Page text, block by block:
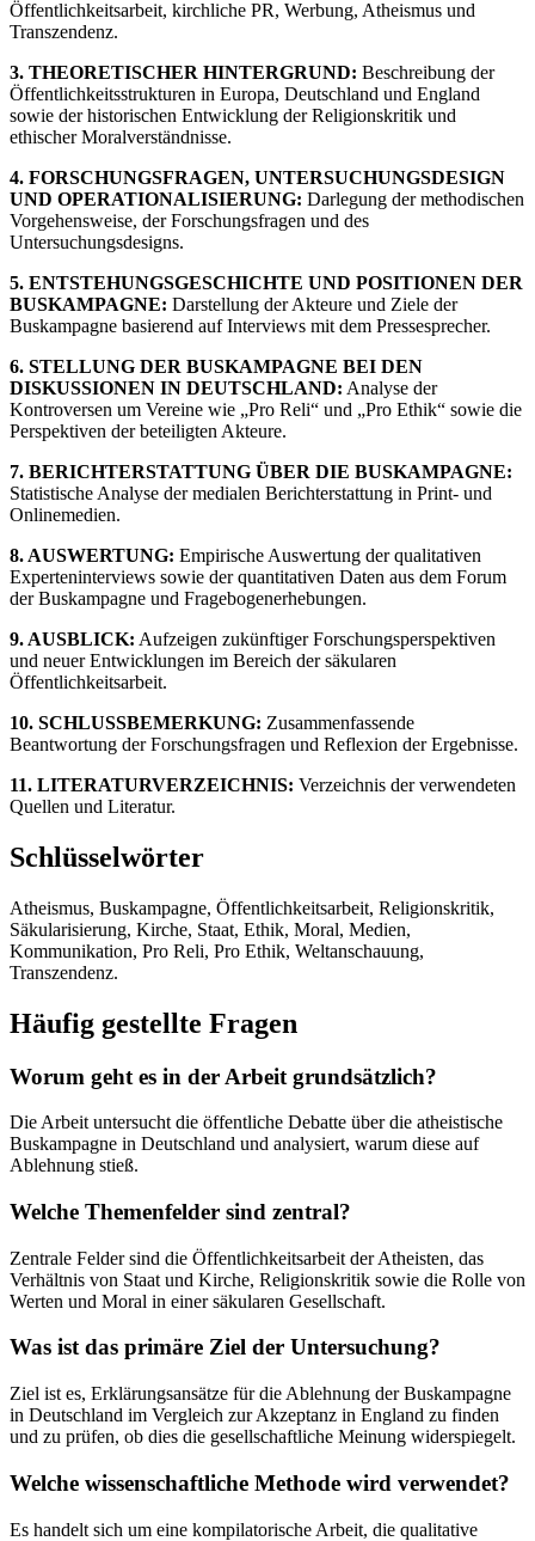
Öffentlichkeitsarbeit, kirchliche PR, Werbung, Atheismus und
Transzendenz.
3. THEORETISCHER HINTERGRUND: Beschreibung der
Öffentlichkeitsstrukturen in Europa, Deutschland und England
sowie der historischen Entwicklung der Religionskritik und
ethischer Moralverständnisse.
4. FORSCHUNGSFRAGEN, UNTERSUCHUNGSDESIGN
UND OPERATIONALISIERUNG: Darlegung der methodischen
Vorgehensweise, der Forschungsfragen und des
Untersuchungsdesigns.
5. ENTSTEHUNGSGESCHICHTE UND POSITIONEN DER
BUSKAMPAGNE: Darstellung der Akteure und Ziele der
Buskampagne basierend auf Interviews mit dem Pressesprecher.
6. STELLUNG DER BUSKAMPAGNE BEI DEN
DISKUSSIONEN IN DEUTSCHLAND: Analyse der
Kontroversen um Vereine wie „Pro Reli“ und „Pro Ethik“ sowie die
Perspektiven der beteiligten Akteure.
7. BERICHTERSTATTUNG ÜBER DIE BUSKAMPAGNE:
Statistische Analyse der medialen Berichterstattung in Print- und
Onlinemedien.
8. AUSWERTUNG: Empirische Auswertung der qualitativen
Experteninterviews sowie der quantitativen Daten aus dem Forum
der Buskampagne und Fragebogenerhebungen.
9. AUSBLICK: Aufzeigen zukünftiger Forschungsperspektiven
und neuer Entwicklungen im Bereich der säkularen
Öffentlichkeitsarbeit.
10. SCHLUSSBEMERKUNG: Zusammenfassende
Beantwortung der Forschungsfragen und Reflexion der Ergebnisse.
11. LITERATURVERZEICHNIS: Verzeichnis der verwendeten
Quellen und Literatur.
Schlüsselwörter
Atheismus, Buskampagne, Öffentlichkeitsarbeit, Religionskritik,
Säkularisierung, Kirche, Staat, Ethik, Moral, Medien,
Kommunikation, Pro Reli, Pro Ethik, Weltanschauung,
Transzendenz.
Häufig gestellte Fragen
Worum geht es in der Arbeit grundsätzlich?
Die Arbeit untersucht die öffentliche Debatte über die atheistische
Buskampagne in Deutschland und analysiert, warum diese auf
Ablehnung stieß.
Welche Themenfelder sind zentral?
Zentrale Felder sind die Öffentlichkeitsarbeit der Atheisten, das
Verhältnis von Staat und Kirche, Religionskritik sowie die Rolle von
Werten und Moral in einer säkularen Gesellschaft.
Was ist das primäre Ziel der Untersuchung?
Ziel ist es, Erklärungsansätze für die Ablehnung der Buskampagne
in Deutschland im Vergleich zur Akzeptanz in England zu finden
und zu prüfen, ob dies die gesellschaftliche Meinung widerspiegelt.
Welche wissenschaftliche Methode wird verwendet?
Es handelt sich um eine kompilatorische Arbeit, die qualitative